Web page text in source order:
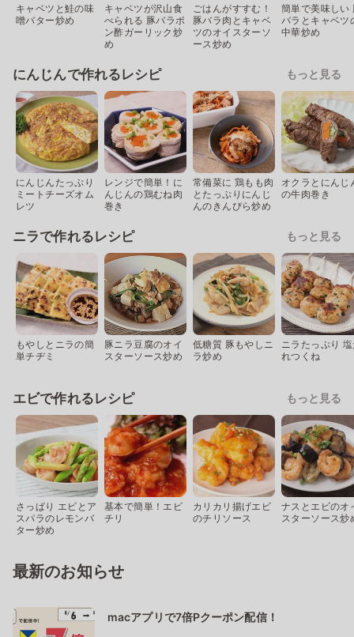
キャベツと鮭の味
噌バター炒め
キャベツが沢山食
べられる 豚バラポ
ン酢ガーリック炒
め
ごはんがすすむ！
豚バラ肉とキャベ
ツのオイスターソ
ース炒め
簡単で美味しい
バラとキャベツ
中華炒め
にんじんで作れるレシピ もっと見る
にんじんたっぷり
ミートチーズオム
レツ
レンジで簡単！に
んじんの鶏むね肉
巻き
常備菜に 鶏もも肉
とたっぷりにんじ
んのきんぴら炒め
オクラとにんじ
の牛肉巻き
ニラで作れるレシピ もっと見る
もやしとニラの簡
単チヂミ
豚ニラ豆腐のオイ
スターソース炒め
低糖質 豚もやしニ
ラ炒め
ニラたっぷり
れつくね
エビで作れるレシピ もっと見る
さっぱり エビとア
スパラのレモンバ
ター炒め
基本で簡単！エビ
チリ
カリカリ揚げエビ
のチリソース
ナスとエビのオ
スターソース炒
最新のお知らせ
macアプリで7倍Pクーポン配信！